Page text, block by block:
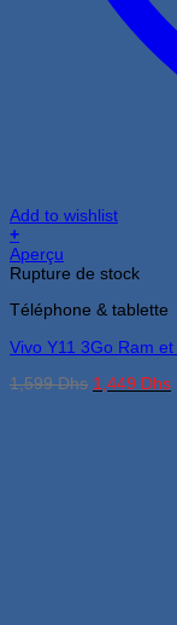
Add to wishlist
+
Aperçu
Rupture de stock
Téléphone & tablette
Vivo Y11 3Go Ram
1,599Dhs Le
1,449 Dhs